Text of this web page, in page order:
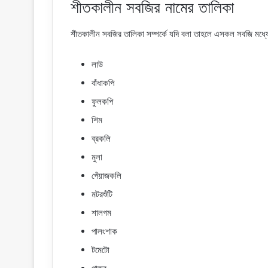
শীতকালীন সবজির নামের তালিকা
শীতকালীন সবজির তালিকা সম্পর্কে যদি বলা তাহলে এসকল সবজি
লাউ
বাঁধাকপি
ফুলকপি
শিম
ব্রকলি
মুলা
পেঁয়াজকলি
মটরশুঁটি
শালগম
পালংশাক
টমেটো